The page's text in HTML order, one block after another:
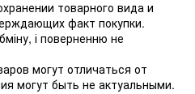
товарного вида и
факт покупки.
і поверненню не
могут отличаться от
могут быть не актуальными.